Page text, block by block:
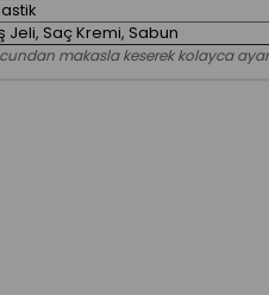
Jeli, Saç Kremi, Sabun
makasla keserek kolayca